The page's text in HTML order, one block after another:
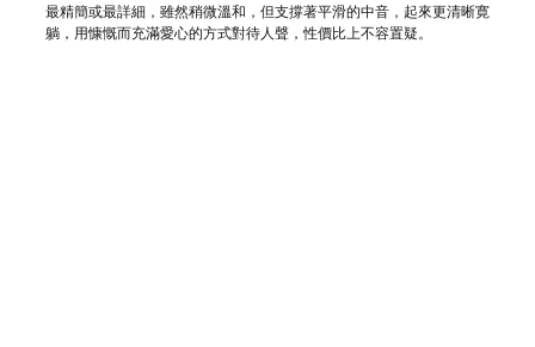
最精簡或最詳細，雖然稍微溫和，但支撐著平滑的中音，起來更清晰寛
躺，用慷慨而充滿愛心的方式對待人聲，性價比上不容置疑。